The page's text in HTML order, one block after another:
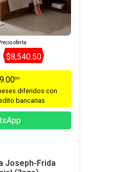
oferta
$8,540.50
00
diferidos con
bancarias
Joseph-Frida